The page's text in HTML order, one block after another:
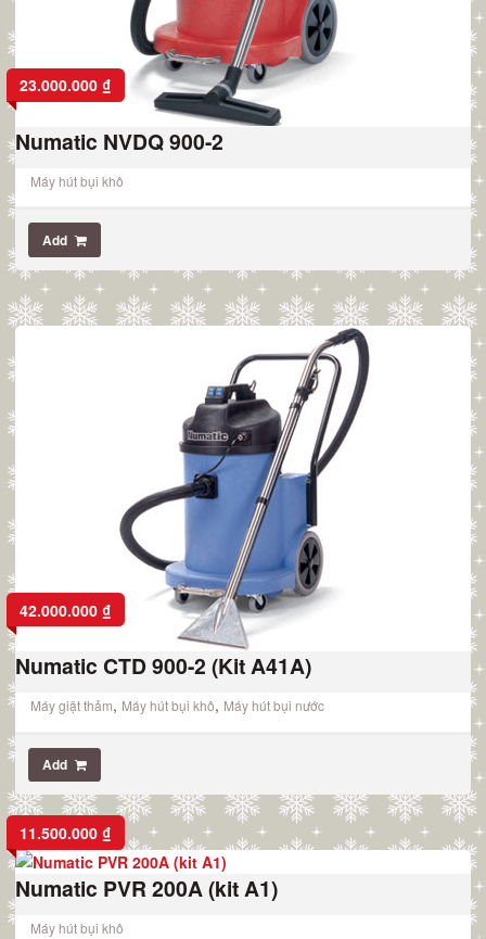
23.000.000 ₫
Numatic NVDQ 900-2
Máy hút bụi khô
Add
42.000.000 ₫
Numatic CTD 900-2 (Kit A41A)
Máy giặt thảm, Máy hút bụi khô, Máy hút bụi nước
Add
11.500.000 ₫
Numatic PVR 200A (kit A1)
Máy hút bụi khô